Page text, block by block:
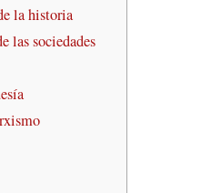
la historia
las sociedades